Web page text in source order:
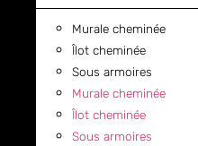
Murale cheminée
Îlot cheminée
Sous armoires
Murale cheminée
Îlot cheminée
Sous armoires